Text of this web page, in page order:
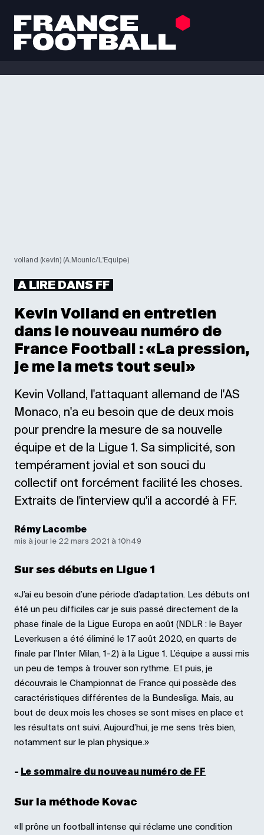
volland (kevin) (A.Mounic/L'Equipe)
A LIRE DANS FF
Kevin Volland en entretien
dans le nouveau numéro de
France Football : «La pression,
je me la mets tout seul»
Kevin Volland, l'attaquant allemand de l'AS
Monaco, n'a eu besoin que de deux mois
pour prendre la mesure de sa nouvelle
équipe et de la Ligue 1. Sa simplicité, son
tempérament jovial et son souci du
collectif ont forcément facilité les choses.
Extraits de l'interview qu'il a accordé à FF.
Rémy Lacombe
mis à jour le 22 mars 2021 à 10h49
Sur ses débuts en Ligue 1
«J’ai eu besoin d’une période d’adaptation. Les débuts ont
été un peu difficiles car je suis passé directement de la
phase finale de la Ligue Europa en août (NDLR : le Bayer
Leverkusen a été éliminé le 17 août 2020, en quarts de
finale par l’Inter Milan, 1-2) à la Ligue 1. L’équipe a aussi mis
un peu de temps à trouver son rythme. Et puis, je
découvrais le Championnat de France qui possède des
caractéristiques différentes de la Bundesliga. Mais, au
bout de deux mois les choses se sont mises en place et
les résultats ont suivi. Aujourd’hui, je me sens très bien,
notamment sur le plan physique.»
- Le sommaire du nouveau numéro de FF
Sur la méthode Kovac
«Il prône un football intense qui réclame une condition